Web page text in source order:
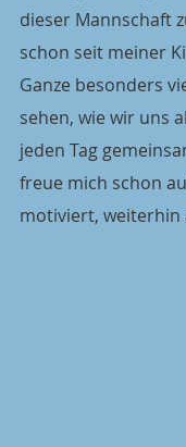
dieser Mannschaft
schon seit meiner
Ganze besonders
sehen, wie wir uns
jeden Tag
freue mich schon
motiviert, weiterhin